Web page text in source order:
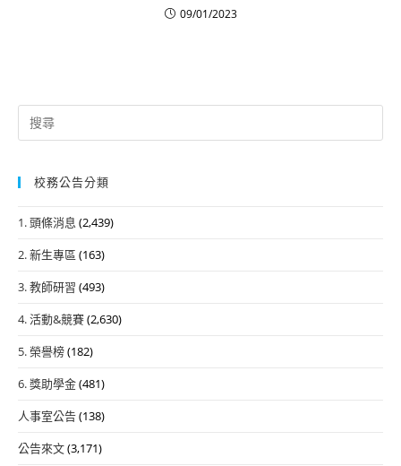
09/01/2023
Search
for:
校務公告分類
1. 頭條消息 (2,439)
2. 新生專區 (163)
3. 教師研習 (493)
4. 活動&競賽(2,630)
5. 榮譽榜(182)
6. 獎助學金(481)
人事室公告(138)
公告來文(3,171)